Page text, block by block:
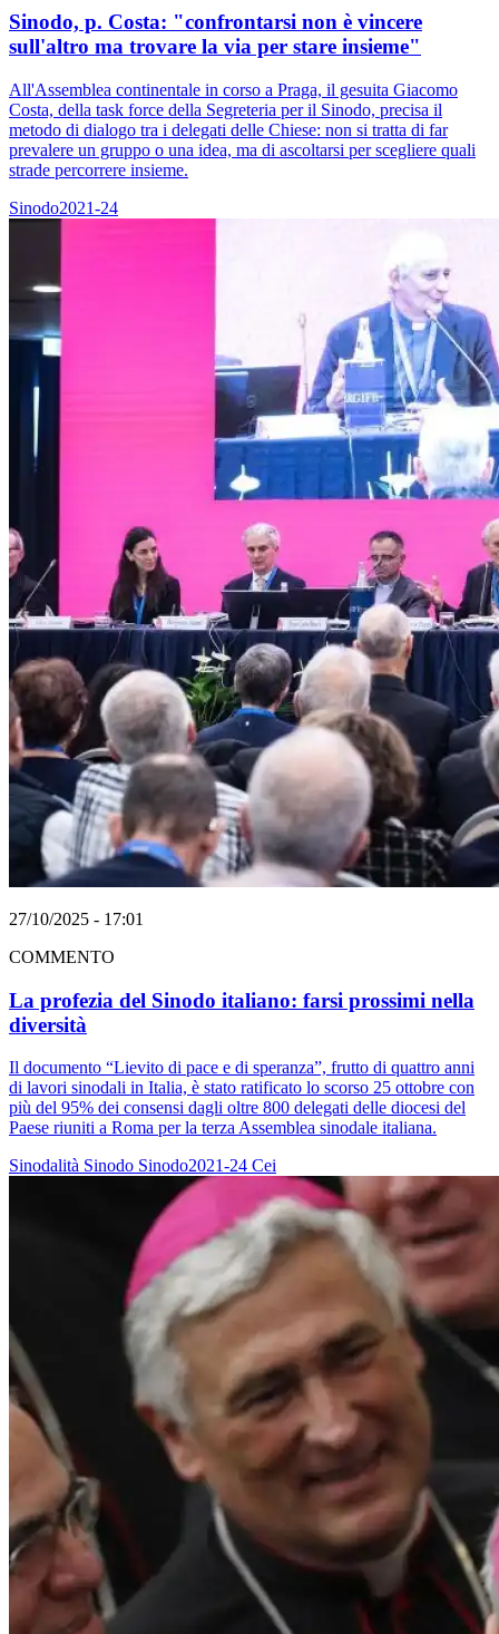
Sinodo, p. Costa: "confrontarsi non è vincere
sull'altro ma trovare la via per stare insieme"
All'Assemblea continentale in corso a Praga, il gesuita Giacomo
Costa, della task force della Segreteria per il Sinodo, precisa il
metodo di dialogo tra i delegati delle Chiese: non si tratta di far
prevalere un gruppo o una idea, ma di ascoltarsi per scegliere quali
strade percorrere insieme.
Sinodo2021-24
27/10/2025 - 17:01
COMMENTO
La profezia del Sinodo italiano: farsi prossimi nella
diversità
Il documento “Lievito di pace e di speranza”, frutto di quattro anni
di lavori sinodali in Italia, è stato ratificato lo scorso 25 ottobre con
più del 95% dei consensi dagli oltre 800 delegati delle diocesi del
Paese riuniti a Roma per la terza Assemblea sinodale italiana.
Sinodalità Sinodo Sinodo2021-24 Cei